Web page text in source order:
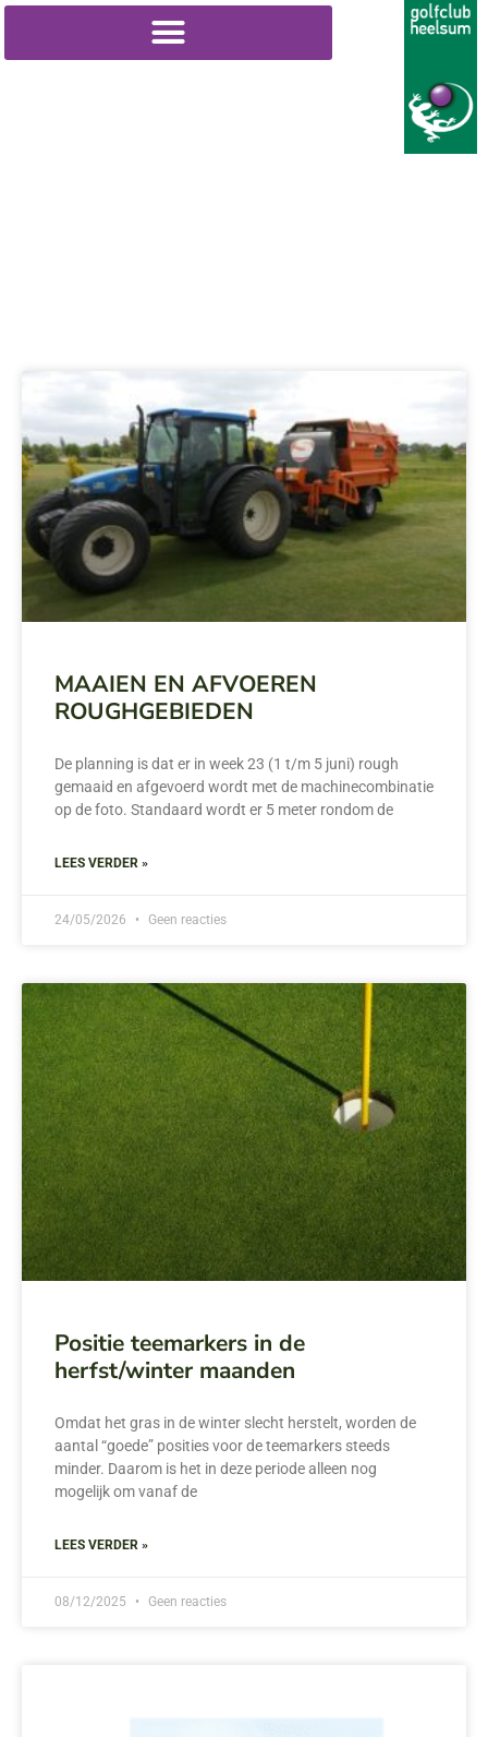
MAAIEN EN AFVOEREN
ROUGHGEBIEDEN
De planning is dat er in week 23 (1 t/m 5 juni) rough
gemaaid en afgevoerd wordt met de machinecombinatie
op de foto. Standaard wordt er 5 meter rondom de
LEES VERDER »
24/05/2026 Geen reacties
Positie teemarkers in de
herfst/winter maanden
Omdat het gras in de winter slecht herstelt, worden de
aantal “goede” posities voor de teemarkers steeds
minder. Daarom is het in deze periode alleen nog
mogelijk om vanaf de
LEES VERDER »
08/12/2025 Geen reacties